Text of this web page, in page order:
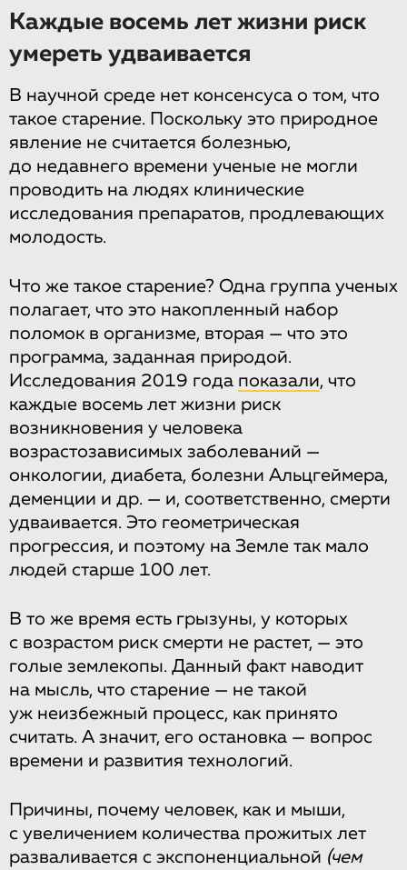
Каждые восемь лет жизни риск
умереть удваивается
В научной среде нет консенсуса о том, что
такое старение. Поскольку это природное
явление не считается болезнью,
до недавнего времени ученые не могли
проводить на людях клинические
исследования препаратов, продлевающих
молодость.
Что же такое старение? Одна группа ученых
полагает, что это накопленный набор
поломок в организме, вторая — что это
программа, заданная природой.
Исследования 2019 года показали, что
каждые восемь лет жизни риск
возникновения у человека
возрастозависимых заболеваний —
онкологии, диабета, болезни Альцгеймера,
деменции и др. — и, соответственно, смерти
удваивается. Это геометрическая
прогрессия, и поэтому на Земле так мало
людей старше 100 лет.
В то же время есть грызуны, у которых
с возрастом риск смерти не растет, — это
голые землекопы. Данный факт наводит
на мысль, что старение — не такой
уж неизбежный процесс, как принято
считать. А значит, его остановка — вопрос
времени и развития технологий.
Причины, почему человек, как и мыши,
с увеличением количества прожитых лет
разваливается с экспоненциальной (чем